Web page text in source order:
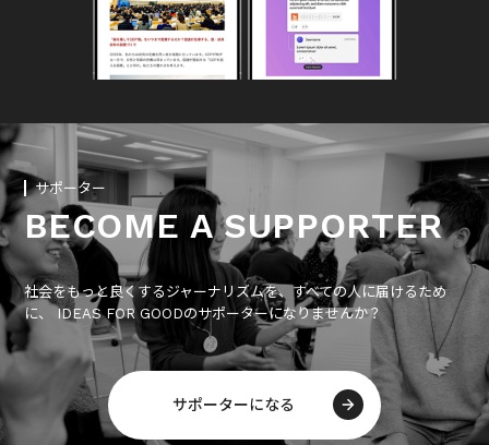
サポーター
BECOME A SUPPORTER
社会をもっと良くするジャーナリズムを、すべての人に届けるため
に、 IDEAS FOR GOODのサポーターになりませんか？
サポーターになる